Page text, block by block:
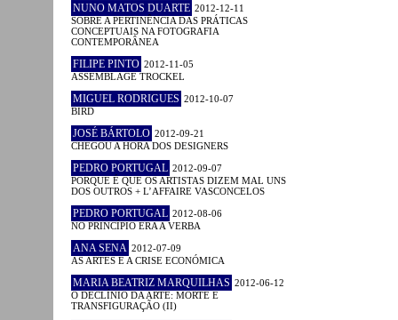
NUNO MATOS DUARTE 2012-12-11
SOBRE A PERTINÊNCIA DAS PRÁTICAS
CONCEPTUAIS NA FOTOGRAFIA
CONTEMPORÂNEA
FILIPE PINTO 2012-11-05
ASSEMBLAGE TROCKEL
MIGUEL RODRIGUES 2012-10-07
BIRD
JOSÉ BÁRTOLO 2012-09-21
CHEGOU A HORA DOS DESIGNERS
PEDRO PORTUGAL 2012-09-07
PORQUE É QUE OS ARTISTAS DIZEM MAL UNS
DOS OUTROS + L’AFFAIRE VASCONCELOS
PEDRO PORTUGAL 2012-08-06
NO PRINCÍPIO ERA A VERBA
ANA SENA 2012-07-09
AS ARTES E A CRISE ECONÓMICA
MARIA BEATRIZ MARQUILHAS 2012-06-12
O DECLÍNIO DA ARTE: MORTE E
TRANSFIGURAÇÃO (II)